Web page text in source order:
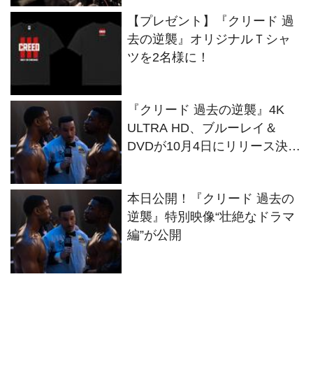
【プレゼント】『クリード 過
去の逆襲』オリジナルＴシャ
ツを2名様に！
『クリード 過去の逆襲』4K
ULTRA HD、ブルーレイ＆
DVDが10月4日にリリース決
本日公開！『クリード 過去の
逆襲』特別映像“壮絶なドラマ
編”が公開